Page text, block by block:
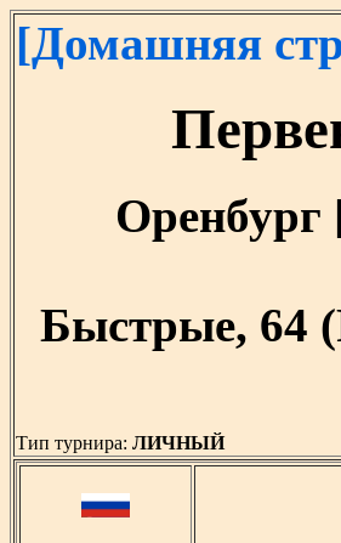
[Домашняя
Оренбург
Быстрые, 64
Тип турнира: ЛИЧНЫЙ